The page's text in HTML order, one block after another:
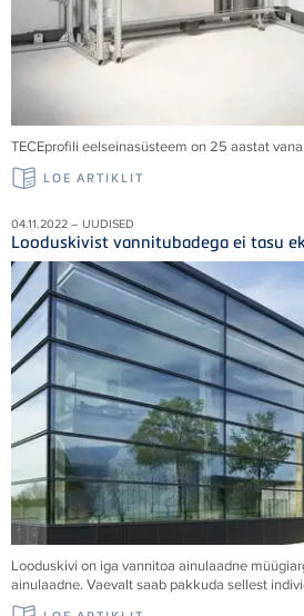
TECEprofili eelseinasüsteem on 25 aastat vana.
LOE ARTIKLIT
04.11.2022 – UUDISED
Looduskivist vannitubadega ei tasu
Looduskivi on iga vannitoa ainulaadne
ainulaadne. Vaevalt saab pakkuda sellest